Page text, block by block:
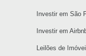
Investir em São
Investir em
Leilões de